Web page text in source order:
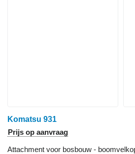
Komatsu 931
Prijs op aanvraag
Attachment voor bosbouw -